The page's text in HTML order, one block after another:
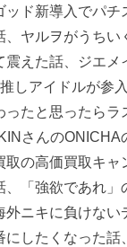
ッド新導入でパチ
ヤルヲがうちい
震えた話、ジエメ
しアイドルが参
ったと思ったらラ
さんのONICHA
取の高価買取キャ
、「強欲であれ」
外ニキに負けない
にしたくなった話